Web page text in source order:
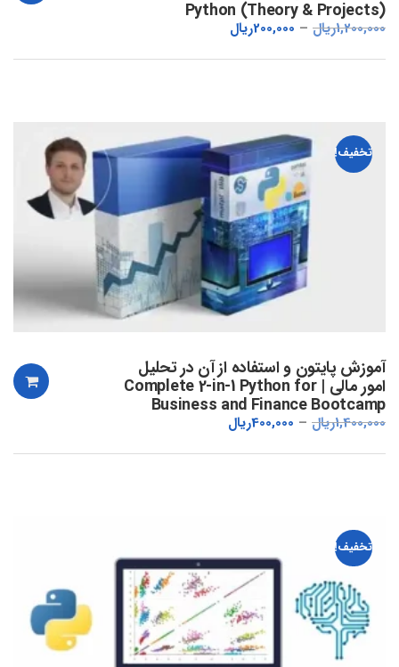
Python (Theory & Projects)
1,200,000ریال 200,000ریال
تخفیف!
آموزش پایتون و استفاده از آن در تحلیل
امور مالی | Complete 2-in-1 Python for
Business and Finance Bootcamp
1,400,000ریال 400,000ریال
تخفیف!